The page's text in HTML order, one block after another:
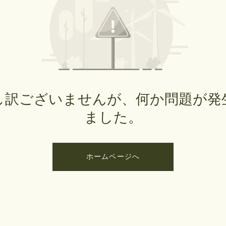
訳ございませんが、何か問題が発
ました。
ホームページへ